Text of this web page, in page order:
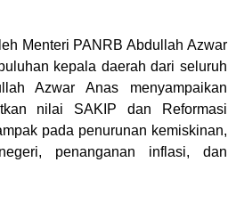
Menteri PANRB Abdullah Azwar
kepala daerah dari seluruh
Azwar Anas menyampaikan
nilai SAKIP dan Reformasi
pada penurunan kemiskinan,
penanganan inflasi, dan